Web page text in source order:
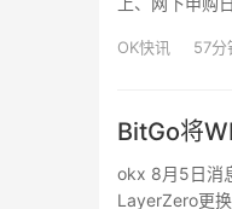
OK快讯 57分
BitGo将
okx 8月5日消
LayerZero更